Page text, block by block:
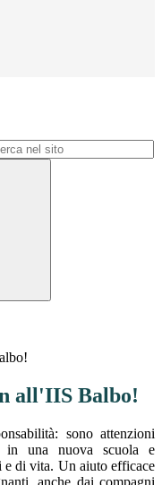
all'IIS Balbo!
sono attenzioni
in una nuova scuola e
e di vita. Un aiuto efficace